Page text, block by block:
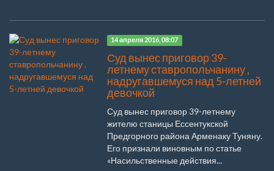
14 апреля 2016, 08:07
Суд вынес приговор 39-
летнему ставропольчанину ,
надругавшемуся над 5-летней
девочкой
Суд вынес приговор 39-летнему
жителю станицы Ессентукской
Предгорного района Арменаку Туняну.
Его признали виновным по статье
«Насильственные действия...